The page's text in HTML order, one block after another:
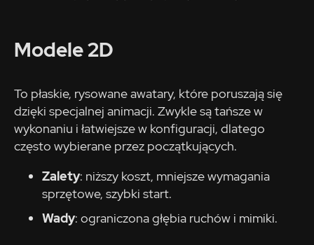
Modele 2D
To płaskie, rysowane awatary, które poruszają się
dzięki specjalnej animacji. Zwykle są tańsze w
wykonaniu i łatwiejsze w konfiguracji, dlatego
często wybierane przez początkujących.
Zalety: niższy koszt, mniejsze wymagania
sprzętowe, szybki start.
Wady: ograniczona głębia ruchów i mimiki.